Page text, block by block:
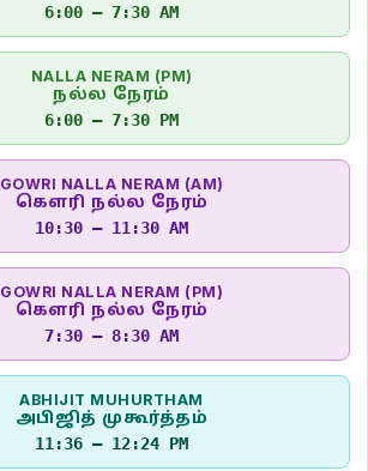
6:00 – 7:30 AM
NALLA NERAM (PM)
நல்ல நேரம்
6:00 – 7:30 PM
GOWRI NALLA NERAM (AM)
கௌரி நல்ல நேரம்
10:30 – 11:30 AM
GOWRI NALLA NERAM (PM)
கௌரி நல்ல நேரம்
7:30 – 8:30 AM
ABHIJIT MUHURTHAM
அபிஜித் முகூர்த்தம்
11:36 – 12:24 PM